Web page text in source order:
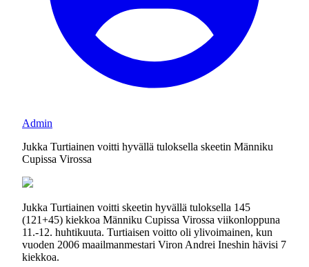
Admin
Jukka Turtiainen voitti hyvällä tuloksella skeetin Männiku
Cupissa Virossa
Jukka Turtiainen voitti skeetin hyvällä tuloksella 145
(121+45) kiekkoa Männiku Cupissa Virossa viikonloppuna
11.-12. huhtikuuta. Turtiaisen voitto oli ylivoimainen, kun
vuoden 2006 maailmanmestari Viron Andrei Ineshin hävisi 7
kiekkoa.